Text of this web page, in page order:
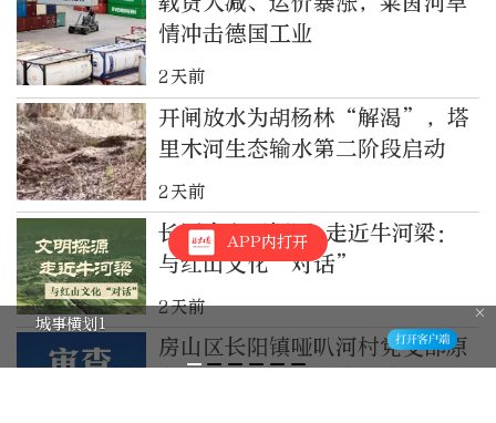
情冲击德国工业
2天前
开闸放水为胡杨林“解渴”，塔
里木河生态输水第二阶段启动
2天前
长图丨文明探源 走近牛河梁：
与红山文化“对话”
2天前
房山区长阳镇哑叭河村党支部原
APP内打开
城事横划1